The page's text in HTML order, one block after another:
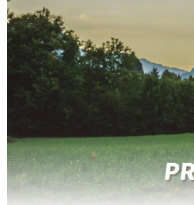
是否繳費成功／繳費後需取消欲退款等相關疑
客戶支援中心」
https://
【注意事項】
１．透過由恩沛科技股份有限公司提供之「
易，需依本服務之必要範圍內提供個人資料，
權轉讓予恩沛科技股份有限公司。
２．關於個人資料處理事宜，請瀏覽以下網址：
https://aftee.tw/terms/#terms3
３．未成年的使用者請事先徵得法定代理人或
「AFTEE先享後付」，若未經同意申辦者引
任。
４．使用「AFTEE先享後付」時，將依據個
時審查核予不同之上限額度；若仍有額度不足
請求用戶進行身份認證。
５．嚴禁一人註冊多個帳號或使用他人資訊註
每筆NT$100，滿NT$2,000(含以上)免運費
付款後門市自取
免運費
海外專區